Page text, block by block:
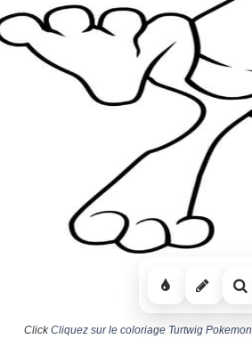
ClickCliquez sur le coloriage Turtwig Pokemon